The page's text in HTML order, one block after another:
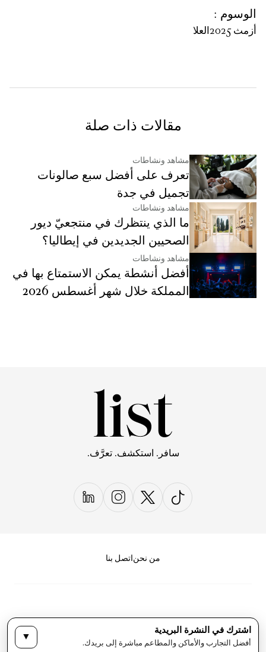
الوسوم :
أزمث 2025 العلا
مقالات ذات صلة
مشاهد ونشاطات
تعرف على أفضل سبع صالونات
تجميل في جدة
مشاهد ونشاطات
ما الذي ينتظرك في منتجعيّ ديور
الصحيين الجديدين في إيطاليا؟
مشاهد ونشاطات
أفضل أنشطة يمكن الاستمتاع بها في
المملكة خلال شهر أغسطس 2026
سافر. استكشف. تعرَّف.
من نحن اتصل بنا
سياسة الخصوصية
الأحكام والشروط
حقوق النشر لمجلة LIST كل الحقوق محفوظة
اشترك في النشرة البريدية
أفضل التجارب والأماكن والمطاعم مباشرة إلى بريدك.
▼